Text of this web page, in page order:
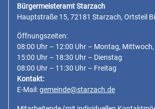
Bürgermeisteramt Starzach
Hauptstraße 15, 72181 Starzach, Ortsteil
Öffnungszeiten:
08:00 Uhr – 12:00 Uhr – Montag,
15:00 Uhr – 18:30 Uhr – Dienstag
08:00 Uhr – 11:30 Uhr – Freitag
Kontakt:
E-Mail:gemeinde@starzach.de